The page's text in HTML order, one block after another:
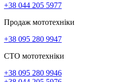
+38 044 205 5977
Продаж мототехніки
+38 095 280 9947
СТО мототехніки
+38 095 280 9946